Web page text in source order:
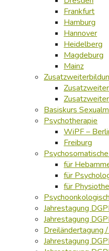
Frankfurt
Hamburg
Hannover
Heidelberg
Magdeburg
Mainz
Basiskurs
Psychotherapie
WiPF –
Freiburg
für
für
für
Jahrestagung
Jahrestagung
Dreiländertagung
Jahrestagung